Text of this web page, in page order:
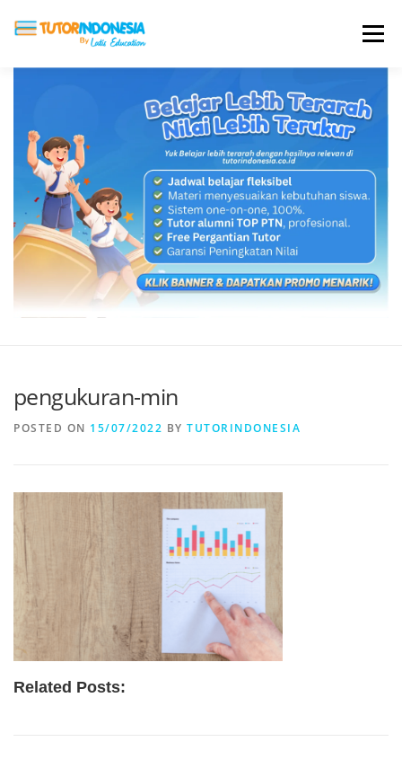
Menu
ABOUT US JADI PENGAJAR
BIAYA LES TESTIMONI PROFIL ALUMNI
BLOG DAFTAR SEKOLAH
pengukuran-min
POSTED ON 15/07/2022 BY TUTORINDONESIA
Related Posts: